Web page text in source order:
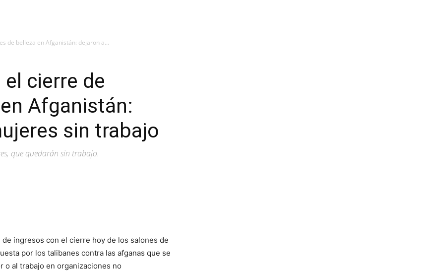
de belleza en Afganistán: dejaron a...
cierre de
Afganistán:
sin trabajo
que quedarán sin trabajo.
ingresos con el cierre hoy de los salones de
por los talibanes contra las afganas que se
o al trabajo en organizaciones no